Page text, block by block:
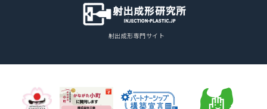
射出成形専門サイト